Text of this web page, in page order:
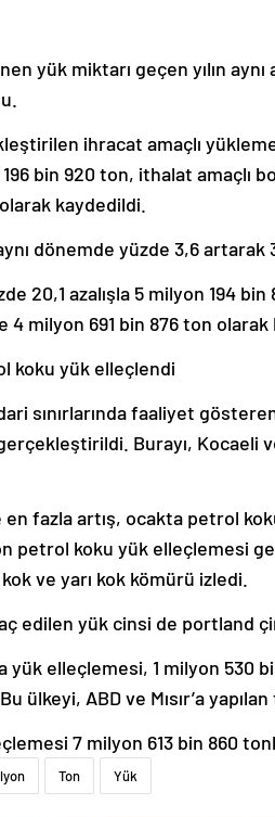
yük miktarı geçen yılın aynı
ihracat amaçlı yükleme
bin 920 ton, ithalat amaçlı
kaydedildi.
dönemde yüzde 3,6 artarak
20,1 azalışla 5 milyon 194
4 milyon 691 bin 876 ton
koku yük elleçlendi
sınırlarında faaliyet
Burayı, Kocaeli
fazla artış, ocakta petrol
petrol koku yük elleçlemesi
ve yarı kok kömürü izledi.
edilen yük cinsi de portland
elleçlemesi, 1 milyon 530
ülkeyi, ABD ve Mısır’a
7 milyon 613 bin 860
Ton Yük